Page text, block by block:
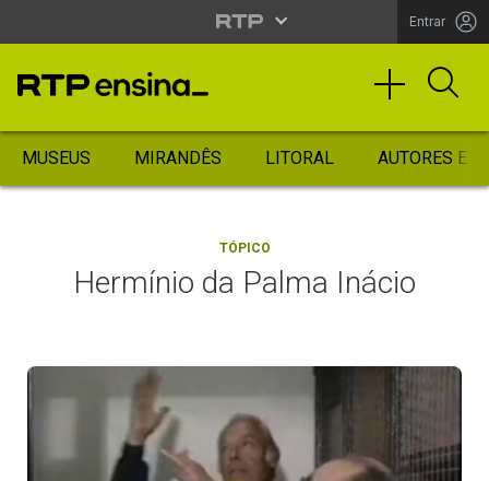
Entrar
MUSEUS MIRANDÊS LITORAL AUTORES
TÓPICO
Hermínio da Palma Inácio